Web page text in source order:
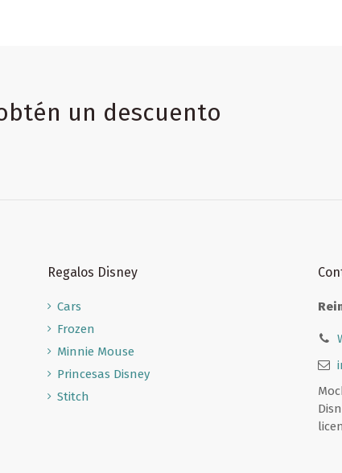
un descuento
Regalos Disney
Cars
Frozen
Minnie Mouse
Princesas Disney
Stitch